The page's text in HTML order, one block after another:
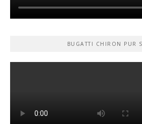
BUGATTI CHIRON PUR